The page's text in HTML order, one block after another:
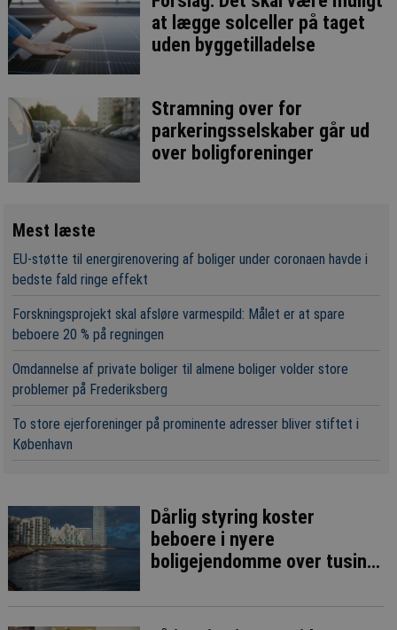
at lægge solceller på taget
uden byggetilladelse
Stramning over for
parkeringsselskaber går ud
over boligforeninger
Mest læste
EU-støtte til energirenovering af boliger under coronaen havde i
bedste fald ringe effekt
Forskningsprojekt skal afsløre varmespild: Målet er at spare
beboere 20 % på regningen
Omdannelse af private boliger til almene boliger volder store
problemer på Frederiksberg
To store ejerforeninger på prominente adresser bliver stiftet i
København
Dårlig styring koster
beboere i nyere
boligejendomme over tusind